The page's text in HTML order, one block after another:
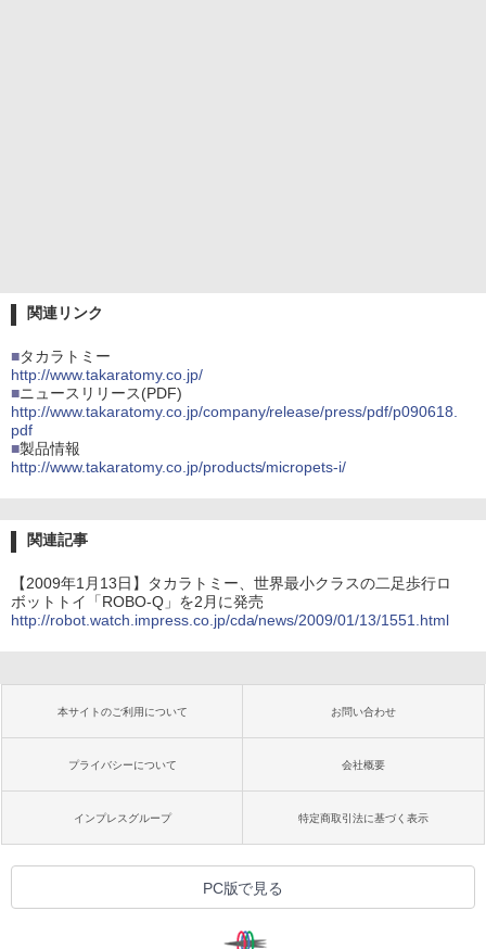
関連リンク
■タカラトミー
http://www.takaratomy.co.jp/
■ニュースリリース(PDF)
http://www.takaratomy.co.jp/company/release/press/pdf/p090618.
pdf
■製品情報
http://www.takaratomy.co.jp/products/micropets-i/
関連記事
【2009年1月13日】タカラトミー、世界最小クラスの二足歩行ロ
ボットトイ「ROBO-Q」を2月に発売
http://robot.watch.impress.co.jp/cda/news/2009/01/13/1551.html
本サイトのご利用について お問い合わせ
プライバシーについて 会社概要
インプレスグループ 特定商取引法に基づく表示
PC版で見る